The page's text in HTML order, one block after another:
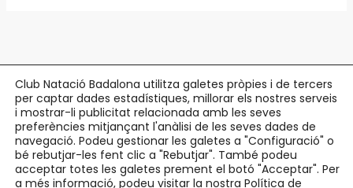
Copyright © 2026 Club Natació Badalona |c/ Eduard Maristany, 5-7
Badalona |93 384 34 13
Avís Legal
Política de Privacitat
Club Natació Badalona utilitza galetes pròpies i de tercers
per captar dades estadístiques, millorar els nostres serveis
i mostrar-li publicitat relacionada amb les seves
preferències mitjançant l'anàlisi de les seves dades de
navegació. Podeu gestionar les galetes a "Configuració" o
bé rebutjar-les fent clic a "Rebutjar". També podeu
acceptar totes les galetes prement el botó "Acceptar". Per
a més informació, podeu visitar la nostra Política de